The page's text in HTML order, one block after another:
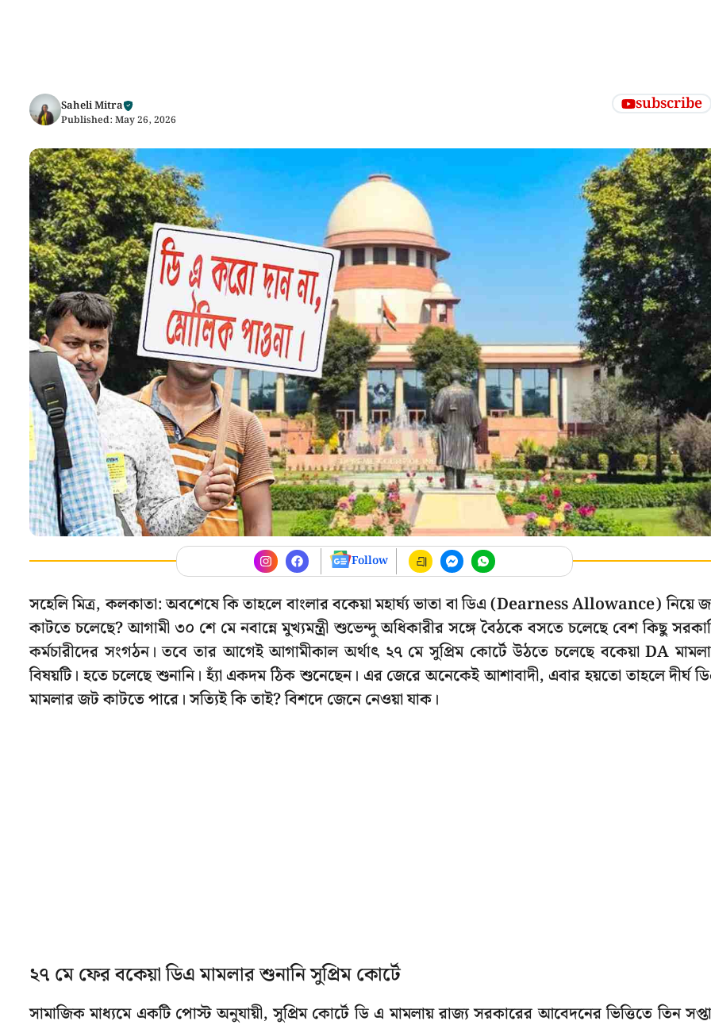
Saheli Mitra
Published: May 26, 2026
subscribe
Follow
সহেলি মিত্র, কলকাতা: অবশেষে কি তাহলে বাংলার বকেয়া মহার্ঘ্য ভাতা বা ডিএ (Dearness Allowance) নিয়ে
কাটতে চলেছে? আগামী ৩০ শে মে নবান্নে মুখ্যমন্ত্রী শুভেন্দু অধিকারীর সঙ্গে বৈঠকে বসতে চলেছে বেশ কিছু
কর্মচারীদের সংগঠন। তবে তার আগেই আগামীকাল অর্থাৎ ২৭ মে সুপ্রিম কোর্টে উঠতে চলেছে বকেয়া DA
বিষয়টি। হতে চলেছে শুনানি। হ্যাঁ একদম ঠিক শুনেছেন। এর জেরে অনেকেই আশাবাদী, এবার হয়তো তাহলে দীর্ঘ
মামলার জট কাটতে পারে। সত্যিই কি তাই? বিশদে জেনে নেওয়া যাক।
২৭ মে ফের বকেয়া ডিএ মামলার শুনানি সুপ্রিম কোর্টে
সামাজিক মাধ্যমে একটি পোস্ট অনুযায়ী, সুপ্রিম কোর্টে ডি এ মামলায় রাজ্য সরকারের আবেদনের ভিত্তিতে তিন